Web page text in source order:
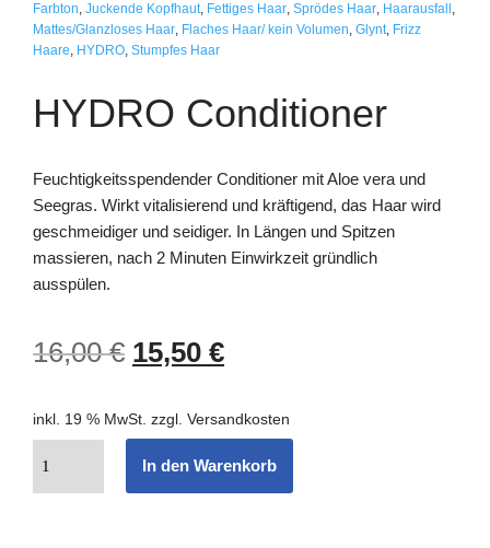
Farbton, Juckende Kopfhaut, Fettiges Haar, Sprödes Haar, Haarausfall ,
Mattes/Glanzloses Haar, Flaches Haar/ kein Volumen, Glynt, Frizz
Haare, HYDRO, Stumpfes Haar
HYDRO Conditioner
Feuchtigkeitsspendender Conditioner mit Aloe vera und
Seegras. Wirkt vitalisierend und kräftigend, das Haar wird
geschmeidiger und seidiger. In Längen und Spitzen
massieren, nach 2 Minuten Einwirkzeit gründlich
ausspülen.
16,00€ 15,50 €
inkl. 19 % MwSt. zzgl. Versandkosten
In den Warenkorb